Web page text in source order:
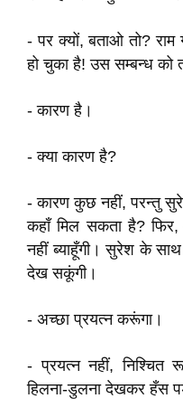
- पर क्यों, बताओ तो? राम
हो चुका है! उस सम्बन्ध को
- कारण है।
- क्या कारण है?
- कारण कुछ नहीं, परन्तु
कहाँ मिल सकता है?
नहीं ब्याहूँगी। सुरेश के
देख सकूंगी।
- अच्छा प्रयत्न करूंगा।
- प्रयत्न नहीं, निश्चित
हिलना-डुलना देखकर हँस